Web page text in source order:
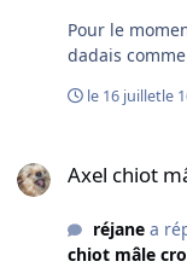
Pour le
dadais
le 16 juilletle
Axel chiot
réjanea
chiot mâle